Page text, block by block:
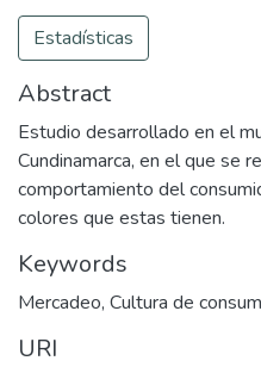
Estadísticas
Abstract
Estudio desarrollado en el
Cundinamarca, en el que se
comportamiento del
colores que estas tienen.
Keywords
Mercadeo, Cultura de
URI